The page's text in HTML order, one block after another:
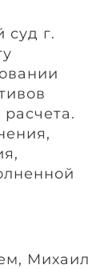
суд г.
Михаил